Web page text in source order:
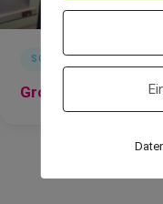
SOCIAL
Große Dankbarkeit